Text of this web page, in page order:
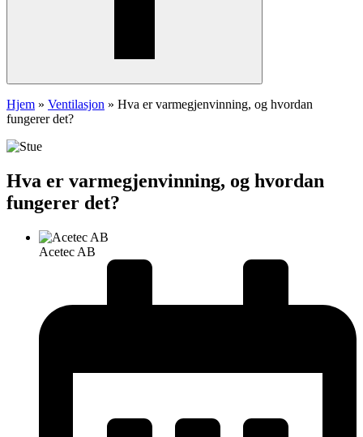
Hjem » Ventilasjon » Hva er varmegjenvinning, og hvordan
fungerer det?
Hva er varmegjenvinning, og hvordan
fungerer det?
Acetec AB